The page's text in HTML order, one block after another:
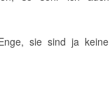
sie sind ja keine